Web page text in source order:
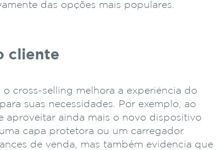
das opções mais populares.
cliente
cross-selling melhora a experiência do
suas necessidades. Por exemplo, ao
aproveitar ainda mais o novo dispositivo
capa protetora ou um carregador
de venda, mas também evidencia que